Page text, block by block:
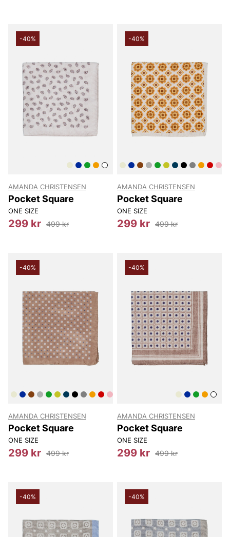
-40%
AMANDA CHRISTENSEN
Pocket Square
ONE SIZE
299 kr 499 kr
-40%
AMANDA CHRISTENSEN
Pocket Square
ONE SIZE
299 kr 499 kr
-40%
AMANDA CHRISTENSEN
Pocket Square
ONE SIZE
299 kr 499 kr
-40%
AMANDA CHRISTENSEN
Pocket Square
ONE SIZE
299 kr 499 kr
-40% -40%